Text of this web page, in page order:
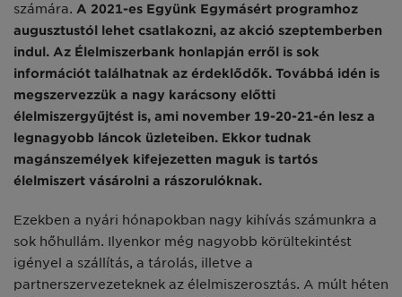
számára. A 2021-es Együnk Egymásért programhoz
augusztustól lehet csatlakozni, az akció szeptemberben
indul. Az Élelmiszerbank honlapján erről is sok
információt találhatnak az érdeklődők. Továbbá idén is
megszervezzük a nagy karácsony előtti
élelmiszergyűjtést is, ami november 19-20-21-én lesz a
legnagyobb láncok üzleteiben. Ekkor tudnak
magánszemélyek kifejezetten maguk is tartós
élelmiszert vásárolni a rászorulóknak.
Ezekben a nyári hónapokban nagy kihívás számunkra a
sok hőhullám. Ilyenkor még nagyobb körültekintést
igényel a szállítás, a tárolás, illetve a
partnerszervezeteknek az élelmiszerosztás. A múlt héten